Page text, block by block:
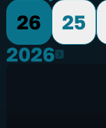
26
25
20262026